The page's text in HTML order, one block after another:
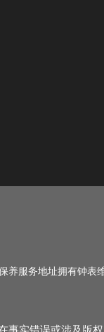
养服务地址拥有钟表